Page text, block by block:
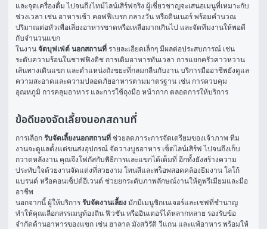
และจุดเครื่องดื่ม ไปจนถึงไทม์ไลน์เสิร์ฟจริง ผู้เชี่ยวชาญจะเสนอเมนูที่เหมาะกับ
ช่วงเวลา เช่น อาหารเช้า คอฟฟี่เบรก กลางวัน หรือดินเนอร์ พร้อมคำนวณ
ปริมาณต่อหัวเพื่อเลี่ยงอาหารขาดหรือเหลือมากเกินไป และจัดทีมงานให้พอดี
กับจำนวนแขก
ในงาน จัดบุฟเฟ่ต์ นอกสถานที่ รายละเอียดเล็กๆ มีผลต่อประสบการณ์ เช่น
ระดับความร้อนในชาฟฟิงดิช การเติมอาหารทันเวลา การแยกครัวคาวหวาน
เส้นทางเดินแขก และตำแหน่งถังขยะที่กลมกลืนกับงาน บริการมืออาชีพยังดูแล
ความสะอาดและความปลอดภัยอาหารตามมาตรฐาน เช่น การควบคุม
อุณหภูมิ การคลุมอาหาร และการใช้ถุงมือ หน้ากาก ตลอดการให้บริการ
ข้อดีของจัดเลี้ยงนอกสถานที่
การเลือก รับจัดเลี้ยงนอกสถานที่ ช่วยลดภาระการจัดเตรียมของเจ้าภาพ ทีม
งานจะดูแลตั้งแต่ขนส่งอุปกรณ์ จัดวางบูธอาหาร เซ็ตไลน์เสิร์ฟ ไปจนถึงเก็บ
กวาดหลังงาน คุณจึงโฟกัสกับพิธีการและแขกได้เต็มที่ อีกทั้งยังสร้างความ
ประทับใจด้วยงานจัดแต่งที่สวยงาม โทนสีและพร็อพสอดคล้องธีมงาน โลโก้
แบรนด์ หรือคอนเซ็ปต์อีเวนต์ ช่วยยกระดับภาพลักษณ์งานให้ดูพรีเมียมและมือ
อาชีพ
นอกจากนี้ ผู้ให้บริการ รับจัดงานเลี้ยง มักมีเมนูซิกเนเจอร์และเชฟที่ชำนาญ
ทำให้คุณเลือกสรรเมนูท้องถิ่น ฟิวชัน หรืออินเตอร์ได้หลากหลาย รองรับข้อ
จำกัดด้านอาหารของแขก เช่น ฮาลาล มังสวิรัติ วีแกน และแพ้อาหาร พร้อมให้